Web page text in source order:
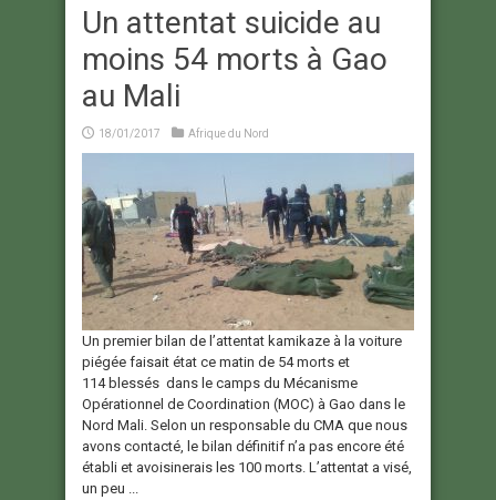
Un attentat suicide au
moins 54 morts à Gao
au Mali
18/01/2017 Afrique du Nord
Un premier bilan de l’attentat kamikaze à la voiture
piégée faisait état ce matin de 54 morts et
114 blessés dans le camps du Mécanisme
Opérationnel de Coordination (MOC) à Gao dans le
Nord Mali. Selon un responsable du CMA que nous
avons contacté, le bilan définitif n’a pas encore été
établi et avoisinerais les 100 morts. L’attentat a visé,
un peu ...